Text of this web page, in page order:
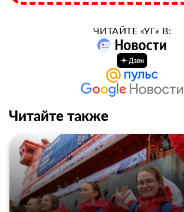
ЧИТАЙТЕ «УГ» В:
Читайте также